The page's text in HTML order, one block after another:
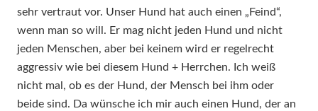
sehr vertraut vor. Unser Hund hat auch einen „Feind“,
wenn man so will. Er mag nicht jeden Hund und nicht
jeden Menschen, aber bei keinem wird er regelrecht
aggressiv wie bei diesem Hund + Herrchen. Ich weiß
nicht mal, ob es der Hund, der Mensch bei ihm oder
beide sind. Da wünsche ich mir auch einen Hund, der an